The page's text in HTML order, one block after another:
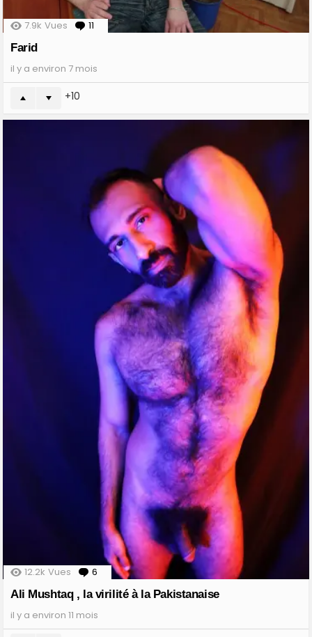
7.9k Vues 11
Comments
Farid
il y a environ 7 mois
10
12.2k Vues 6
Comments
Ali Mushtaq , la virilité à la Pakistanaise
il y a environ 11 mois